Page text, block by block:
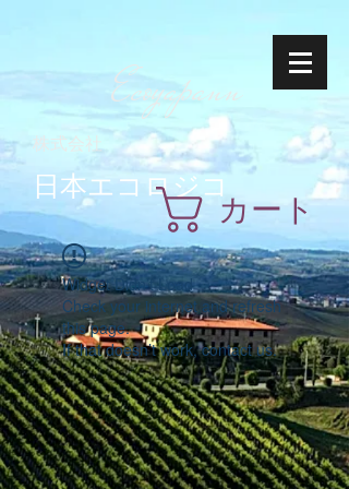
Ecoyapann
株式会社
日本エコロジコカート
Widget Didn’t Load
Check your internet and refresh
this page.
If that doesn’t work, contact us.